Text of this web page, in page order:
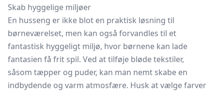
Skab hyggelige miljøer
En husseng er ikke blot en praktisk løsning til
børneværelset, men kan også forvandles til et
fantastisk hyggeligt miljø, hvor børnene kan lade
fantasien få frit spil. Ved at tilføje bløde tekstiler,
såsom tæpper og puder, kan man nemt skabe en
indbydende og varm atmosfære. Husk at vælge farver